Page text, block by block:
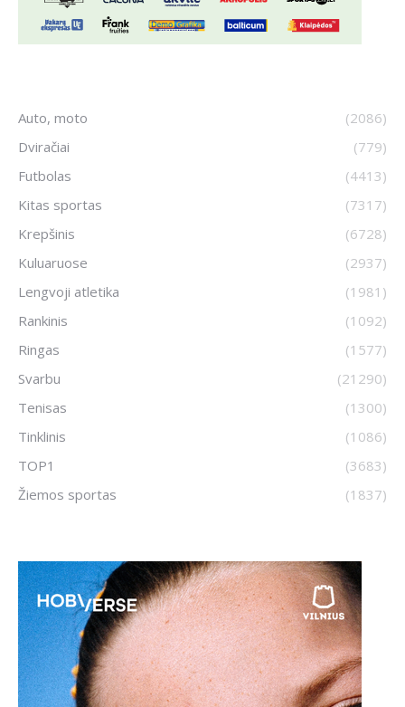
Auto, moto
(2086)
Dviračiai
(779)
Futbolas
(4413)
Kitas sportas
(7317)
Krepšinis
(6728)
Kuluaruose
(2937)
Lengvoji atletika
(1981)
Rankinis
(1092)
Ringas
(1577)
Svarbu
(21290)
Tenisas
(1300)
Tinklinis
(1086)
TOP1
(3683)
Žiemos sportas
(1837)